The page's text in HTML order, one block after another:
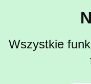
Wszystkie